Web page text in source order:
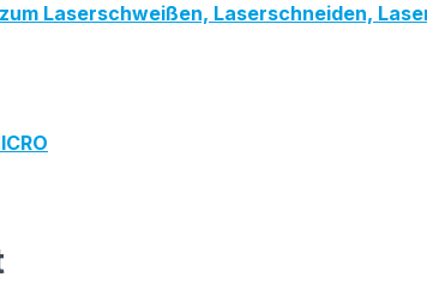
Laserschweißen, Laserschneiden,